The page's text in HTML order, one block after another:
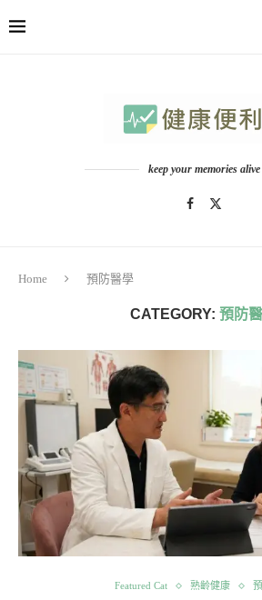
keep your memories alive
Home 預防醫學
CATEGORY: 預防
Featured Cat 熟齡健康